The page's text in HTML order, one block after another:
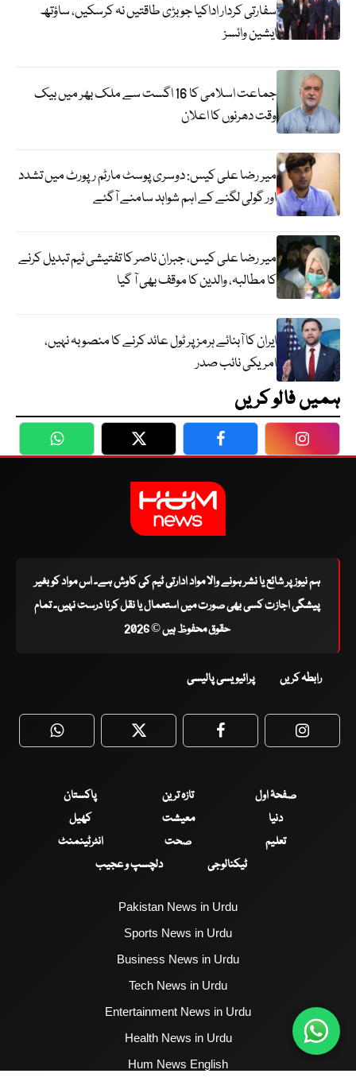
سفارتی کردار اداکیا جو بڑی طاقتیں نہ کرسکیں، ساؤتھ
ایشین وائسز
جماعت اسلامی کا 16 اگست سے ملک بھر میں بیک
وقت دھرنوں کا اعلان
میر رضا علی کیس: دوسری پوسٹ مارٹم رپورٹ میں تشدد
اور گولی لگنے کے اہم شواہد سامنے آگئے
میر رضا علی کیس، جبران ناصر کا تفتیشی ٹیم تبدیل کرنے
کا مطالبہ، والدین کا موقف بھی آ گیا
ایران کا آبنائے ہرمز پر ٹول عائد کرنے کا منصوبہ نہیں،
امریکی نائب صدر
ہمیں فالو کریں
WhatsApp Twitter Facebook
ہم نیوز پر شائع یا نشر ہونے والا مواد ادارتی ٹیم کی کاوش ہے۔ اس مواد کو بغیر
پیشگی اجازت کسی بھی صورت میں استعمال یا نقل کرنا درست نہیں۔ تمام
حقوق محفوظ ہیں © 2026
رابطہ کریں پرائیویسی پالیسی
WhatsApp Twitter Facebook
صفحۂ اول تازہ ترین
پاکستان
دنیا
معیشت
کھیل
تعلیم
صحت
انٹرٹینمنٹ
ٹیکنالوجی
دلچسپ و عجیب
Pakistan News in Urdu
Sports News in Urdu
Business News in Urdu
Tech News in Urdu
Entertainment News in Urdu
Health News in Urdu
Hum News English